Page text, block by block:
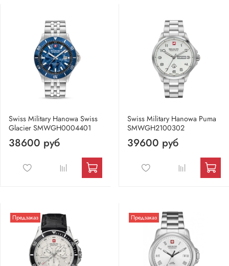
Swiss Military Hanowa Swiss
Glacier SMWGH0004401
38600 руб
Swiss Military Hanowa Puma
SMWGH2100302
39600 руб
Предзаказ Предзаказ